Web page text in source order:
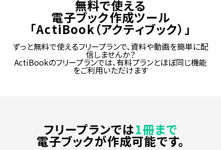
概要資料をもらう
無料で使える
電子ブック作成ツール
「ActiBook（アクティブック）」
ずっと無料で使えるフリープランで、資料や動画を簡単に配
信しませんか？
ActiBookのフリープランでは、有料プランとほぼ同じ機能
をご利用いただけます
フリープランでは1冊まで
電子ブックが作成可能です。